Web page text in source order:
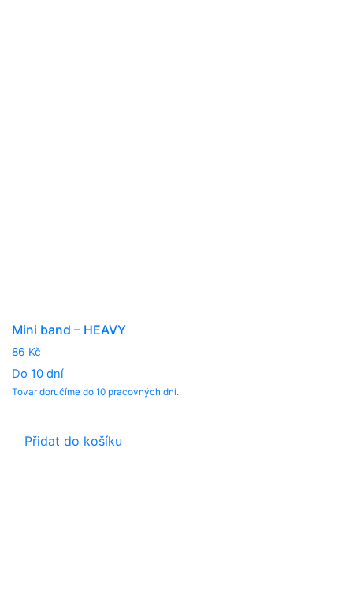
Mini band – HEAVY
86 Kč
Do 10 dní
Tovar doručíme do 10 pracovných dní.
Přidat do košíku